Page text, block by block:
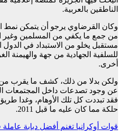
الناطقين بالعربية.
وكان القرضاوي يرجو أن يتمكن نمط
من جمع ما يكفي من المسلمين
مستقبل يخلو من الاستبداد في الدول
للسلفية الجهادية من جهة والهيمنة
أخرى.
ولكن بدلا من ذلك، كشف ما يقرب
عن وجود تصدعات داخل المجتمعات
فقد تبددت كل تلك الأوهام، وغدا
حلكة مما كان عليه ما قبل 2011.
تصفّح
قوات أوكرانيا تغنم أفضل دبابة